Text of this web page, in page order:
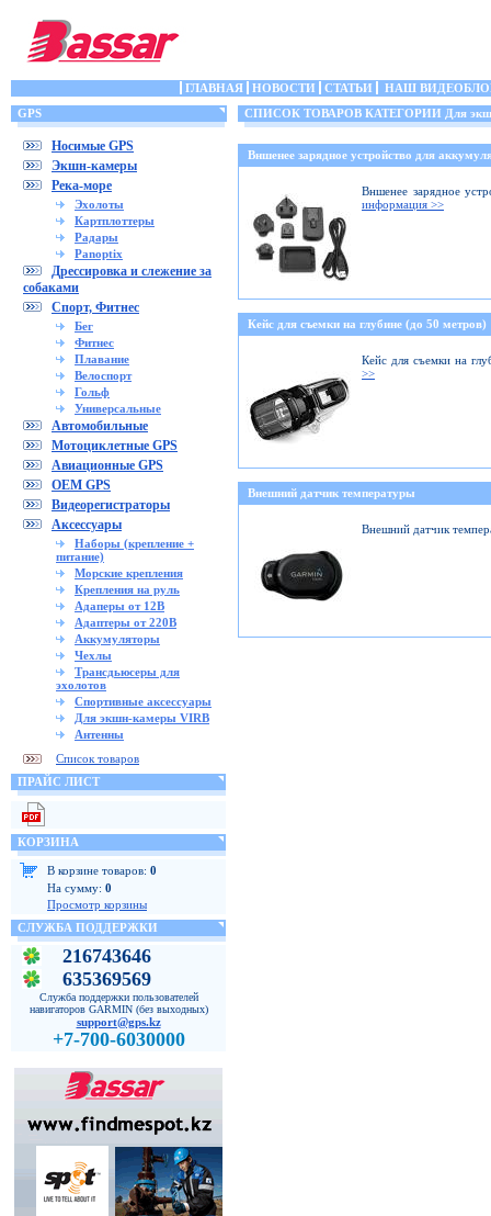
ГЛАВНАЯ НОВОСТИ СТАТЬИ
НАШ
GPS
Носимые GPS
Экшн-камеры
Река-море
Эхолоты
Картплоттеры
Радары
Panoptix
Дрессировка и слежение за
собаками
Спорт, Фитнес
Бег
Фитнес
Плавание
Велоспорт
Гольф
Универсальные
Автомобильные
Мотоциклетные GPS
Авиационные GPS
OEM GPS
Видеорегистраторы
Аксессуары
Наборы (крепление +
питание)
Морские крепления
Крепления на руль
Адаперы от 12В
Адаптеры от 220В
Аккумуляторы
Чехлы
Трансдьюсеры для
эхолотов
Спортивные аксессуары
Для экшн-камеры VIRB
Антенны
Список товаров
ПРАЙС ЛИСТ
КОРЗИНА
В корзине товаров: 0
На сумму: 0
Просмотр корзины
СЛУЖБА ПОДДЕРЖКИ
216743646
635369569
Служба поддержки пользователей
навигаторов GARMIN (без выходных)
support@gps.kz
+7-700-6030000
СПИСОК ТОВАРОВ КАТЕГОРИИ Для
Вншенее зарядное устройство для
Вншенее зарядное
информация >>
Кейс для съемки на глубине (до 50 метров)
Кейс для съемки на
>>
Внешний датчик температуры
Внешний датчик